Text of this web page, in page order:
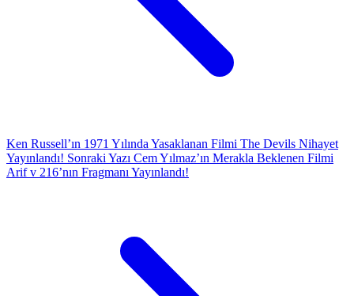
Ken Russell’ın 1971 Yılında Yasaklanan Filmi The Devils Nihayet
Yayınlandı! Sonraki Yazı Cem Yılmaz’ın Merakla Beklenen Filmi
Arif v 216’nın Fragmanı Yayınlandı!